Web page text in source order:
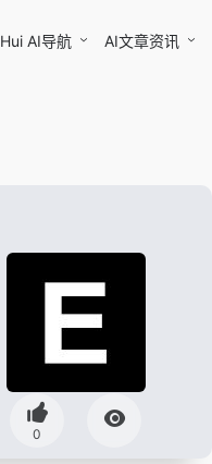
Hui AI导航 AI文章资讯
0